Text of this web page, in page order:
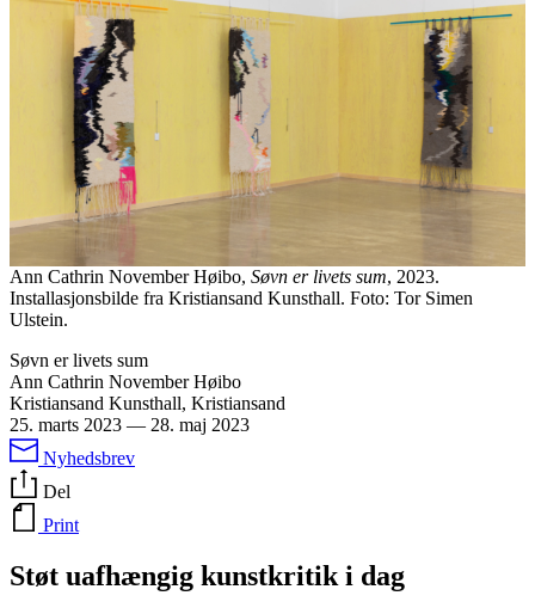
Ann Cathrin November Høibo, Søvn er livets sum, 2023.
Installasjonsbilde fra Kristiansand Kunsthall. Foto: Tor Simen
Ulstein.
Søvn er livets sum
Ann Cathrin November Høibo
Kristiansand Kunsthall, Kristiansand
25. marts 2023 — 28. maj 2023
Nyhedsbrev
Del
Print
Støt uafhængig kunstkritik i dag